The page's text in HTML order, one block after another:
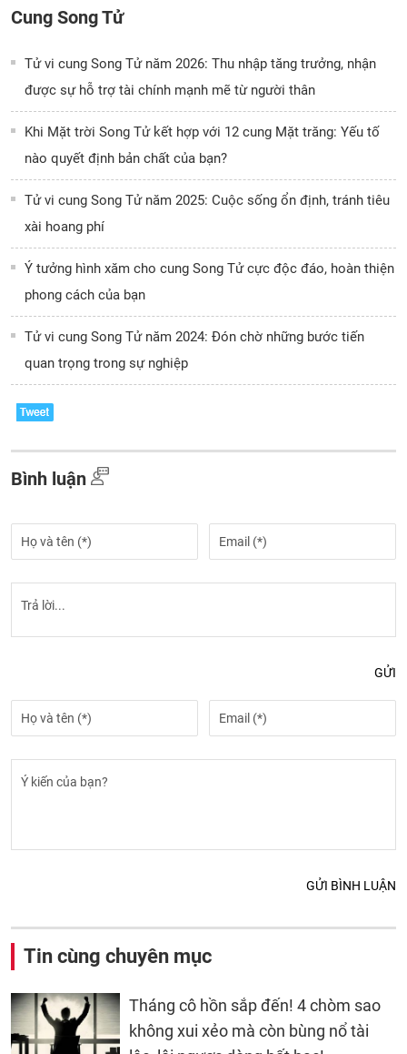
Cung Song Tử
Tử vi cung Song Tử năm 2026: Thu nhập tăng trưởng, nhận
được sự hỗ trợ tài chính mạnh mẽ từ người thân
Khi Mặt trời Song Tử kết hợp với 12 cung Mặt trăng: Yếu tố
nào quyết định bản chất của bạn?
Tử vi cung Song Tử năm 2025: Cuộc sống ổn định, tránh tiêu
xài hoang phí
Ý tưởng hình xăm cho cung Song Tử cực độc đáo, hoàn thiện
phong cách của bạn
Tử vi cung Song Tử năm 2024: Đón chờ những bước tiến
quan trọng trong sự nghiệp
Bình luận
GỬI
GỬI BÌNH LUẬN
Tin cùng chuyên mục
Tháng cô hồn sắp đến! 4 chòm sao
không xui xẻo mà còn bùng nổ tài